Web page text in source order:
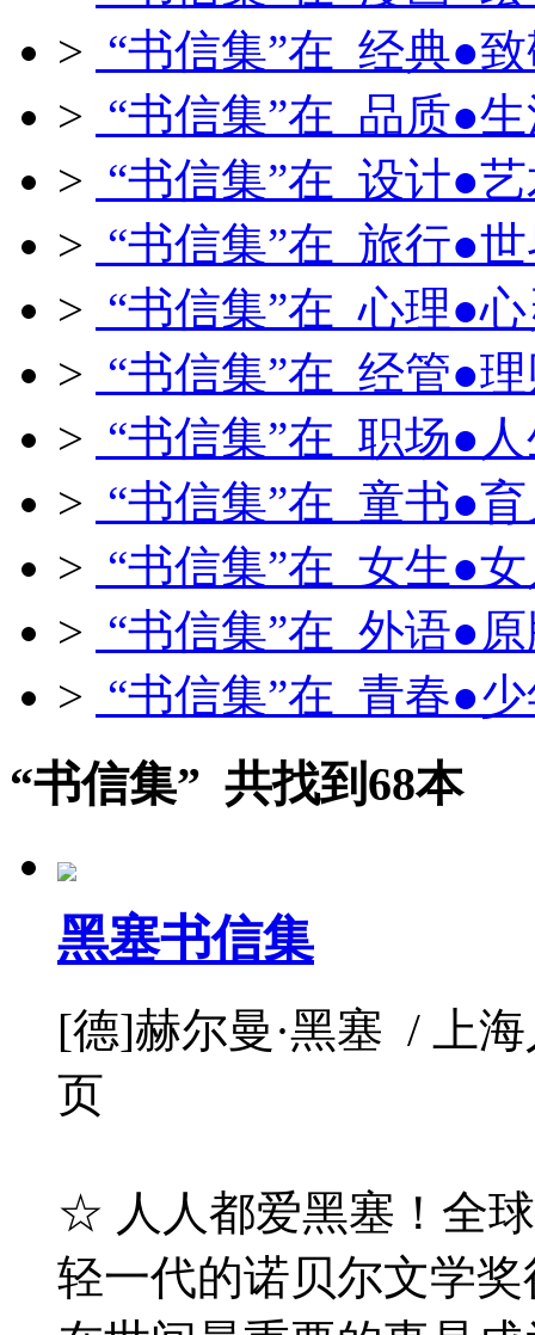
> “书信集”在 经典●
> “书信集”在 品质●
> “书信集”在 设计●
> “书信集”在 旅行●
> “书信集”在 心理●
> “书信集”在 经管●
> “书信集”在 职场●
> “书信集”在 童书●
> “书信集”在 女生●
> “书信集”在 外语●
> “书信集”在 青春●
“书信集” 共找到68本
黑塞书信集
[德]赫尔曼·黑塞 / 上
页
☆ 人人都爱黑塞！全
轻一代的诺贝尔文学